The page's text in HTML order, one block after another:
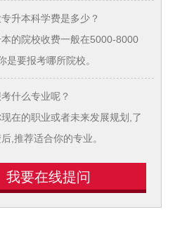
升本科学费是多少？
的院校收费一般在5000-8000
是要报考哪所院校。
什么专业呢？
在的职业或者未来发展规划,了
,推荐适合你的专业。
我要在线提问